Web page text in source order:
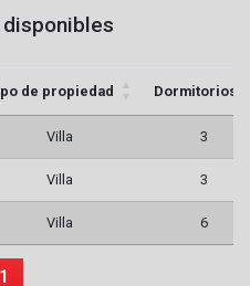
de propiedad Dormitorios
Villa 3
Villa 3
Villa 6
1